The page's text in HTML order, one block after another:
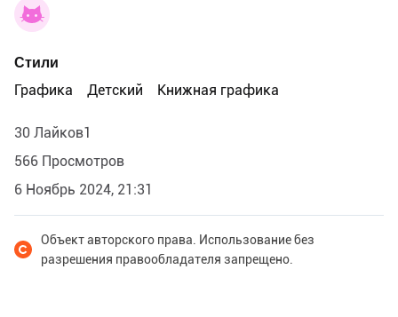
Стили
Графика
Детский Книжная графика
30 Лайков1
566 Просмотров
6 Ноябрь 2024, 21:31
Объект авторского права. Использование без
разрешения правообладателя запрещено.